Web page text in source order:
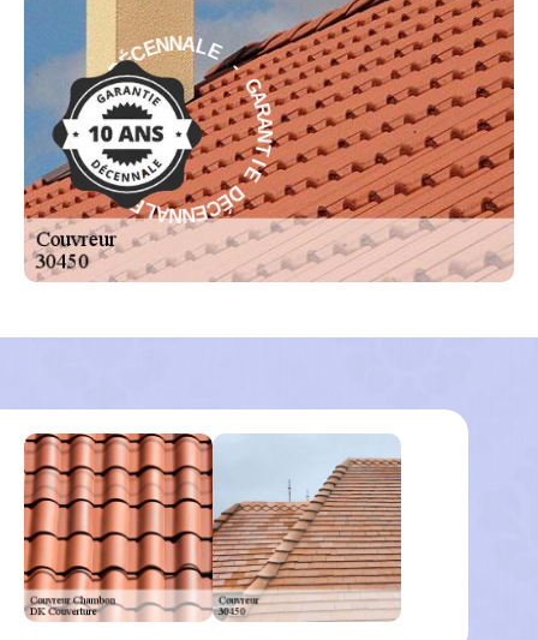
G
A
R
A
N
T
I
E
D
É
C
E
NNALE - GA
R
A
N
T
I
E
D
É
C
E
N
N
A
L
E
-